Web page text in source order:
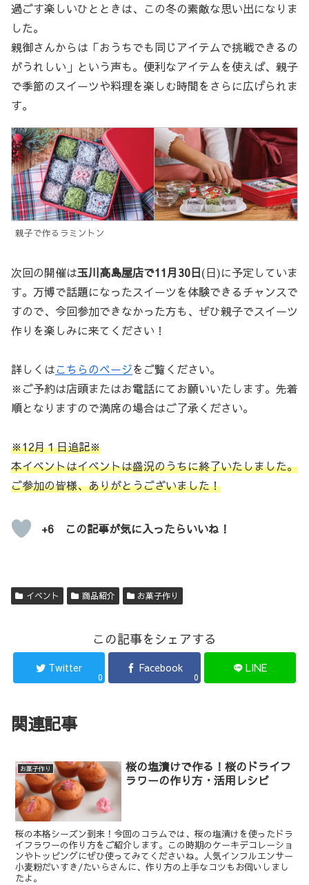
過ごす楽しいひとときは、この冬の素敵な思い出になりま
した。
親御さんからは「おうちでも同じアイテムで挑戦できるの
がうれしい」という声も。便利なアイテムを使えば、親子
で季節のスイーツや料理を楽しむ時間をさらに広げられま
す。
親子で作るラミントン
次回の開催は玉川高島屋店で11月30日(日)に予定していま
す。万博で話題になったスイーツを体験できるチャンスで
すので、今回参加できなかった方も、ぜひ親子でスイーツ
作りを楽しみに来てください！
詳しくはこちらのページをご覧ください。
※ご予約は店頭またはお電話にてお願いいたします。先着
順となりますので満席の場合はご了承ください。
※12月１日追記※
本イベントはイベントは盛況のうちに終了いたしました。
ご参加の皆様、ありがとうございました！
+6 この記事が気に入ったらいいね！
イベント 商品紹介 お菓子作り
この記事をシェアする
Twitter
0
Facebook
0
LINE
関連記事
お菓子作り
桜の塩漬けで作る！桜のドライフ
ラワーの作り方・活用レシピ
桜の本格シーズン到来！今回のコラムでは、桜の塩漬けを使ったドラ
イフラワーの作り方をご紹介します。この時期のケーキデコレーショ
ンやトッピングにぜひ使ってみてくださいね。人気インフルエンサー
小麦粉だいすき/たいらさんに、作り方の上手なコツもお伺いしまし
たよ。